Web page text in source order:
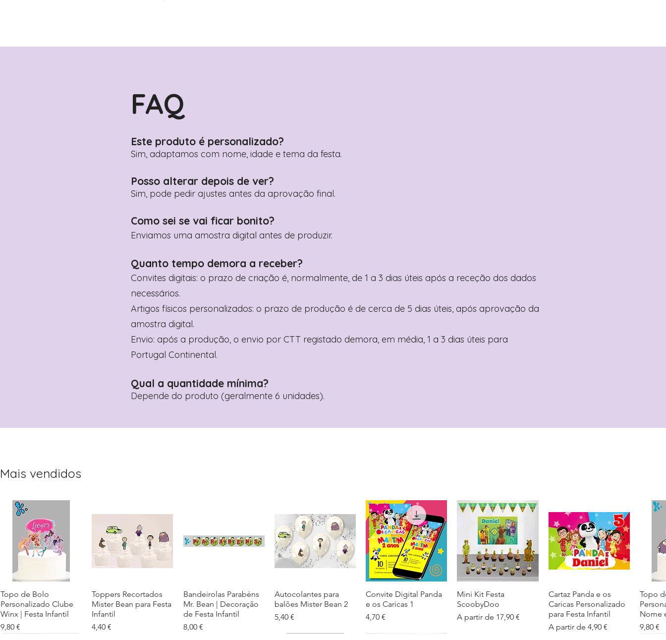
FAQ
Este produto é personalizado?
Sim, adaptamos com nome, idade e tema da festa.
Posso alterar depois de ver?
Sim, pode pedir ajustes antes da aprovação final.
Como sei se vai ficar bonito?
Enviamos uma amostra digital antes de produzir.
Quanto tempo demora a receber?
Convites digitais: o prazo de criação é, normalmente, de 1 a 3 dias úteis após a receção dos dados
necessários.
Artigos físicos personalizados: o prazo de produção é de cerca de 5 dias úteis, após aprovação da
amostra digital.
Envio: após a produção, o envio por CTT registado demora, em média, 1 a 3 dias úteis para
Portugal Continental.
Qual a quantidade mínima?
Depende do produto (geralmente 6 unidades).
Mais vendidos
Visualização rápida
Topo de Bolo
Personalizado Clube
Winx | Festa Infantil
Preço
9,80 €
Visualização rápida
Toppers Recortados
Mister Bean para Festa
Infantil
Preço
4,40 €
Visualização rápida
Bandeirolas Parabéns
Mr. Bean | Decoração
de Festa Infantil
Preço
8,00 €
Visualização rápida
Autocolantes para
balões Mister Bean 2
Preço
5,40 €
Visualização rápida
Convite Digital Panda
e os Caricas 1
Preço
4,70 €
Visualização rápida
Mini Kit Festa
ScoobyDoo
A partir de 17,90 €
Preço promocional
Visualização rápida
Cartaz Panda e os
Caricas Personalizado
para Festa Infantil
A partir de 4,90 €
Preço promocional
Topo
Nome
Preço
9,80 €